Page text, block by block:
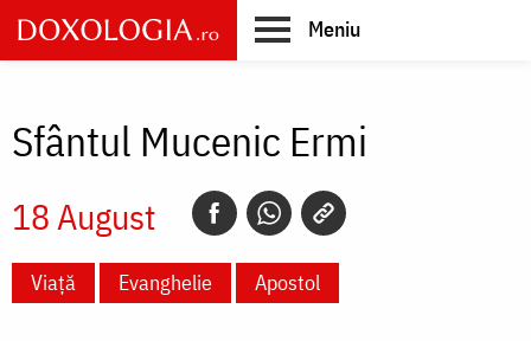
Skip
to
main
Meniu
Sfântul Mucenic Ermi
18 August
Viață Evanghelie Apostol